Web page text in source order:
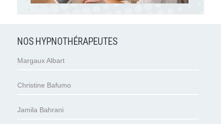
NOS HYPNOTHÉRAPEUTES
Margaux Albart
Christine Bafumo
Jamila Bahrani